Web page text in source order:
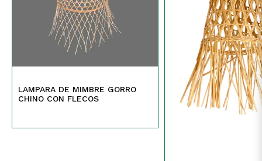
LAMPARA DE MIMBRE GORRO
CHINO CON FLECOS